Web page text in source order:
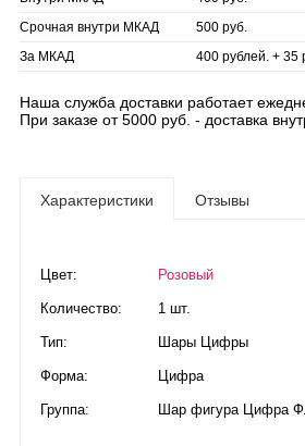
Срочная внутри МКАД
500 руб.
За МКАД
400 рублей. + 35
Наша служба доставки работает
При заказе от 5000 руб. - доставка
Характеристики Отзывы
Цвет: Розовый
Количество: 1 шт.
Тип: Шары Цифры
Форма: Цифра
Группа: Шар фигура Цифра